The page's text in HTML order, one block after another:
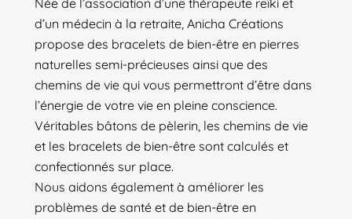
Née de l’association d’une thérapeute reïki et
d’un médecin à la retraite, Anicha Créations
propose des bracelets de bien-être en pierres
naturelles semi-précieuses ainsi que des
chemins de vie qui vous permettront d’être dans
l’énergie de votre vie en pleine conscience.
Véritables bâtons de pèlerin, les chemins de vie
et les bracelets de bien-être sont calculés et
confectionnés sur place.
Nous aidons également à améliorer les
problèmes de santé et de bien-être en